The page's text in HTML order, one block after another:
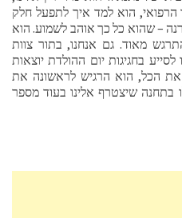
הרפואי, הוא למד איך לתפעל חלק
– שהוא כל כך אוהב לשמוע. הוא
מאוד. גם אנחנו, בתור צוות
בחגיגות יום ההולדת יוצאות
את הכל, הוא הרגיש לראשונה את
בתחנה שיצטרף אלינו בעוד מספר